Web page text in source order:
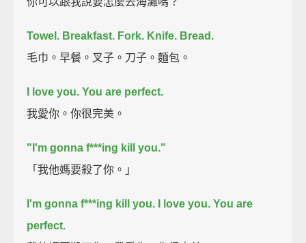
Towel. Breakfast. Fork. Knife. Bread.
毛巾。早餐。叉子。刀子。麵包。
I love you. You are perfect.
我愛你。你很完美。
"I'm gonna f***ing kill you."
「我他媽要殺了你。」
I'm gonna f***ing kill you. I love you. You are
perfect.